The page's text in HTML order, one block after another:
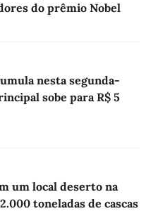
do prêmio Nobel
nesta segunda-
sobe para R$ 5
um local deserto na
toneladas de cascas